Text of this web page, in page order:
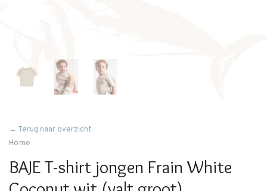
← Terug naar overzicht
Home
BAJE T-shirt jongen Frain White